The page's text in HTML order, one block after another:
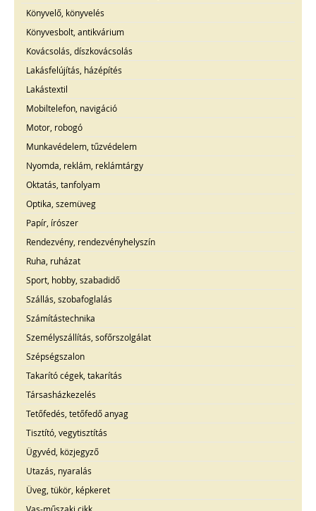
Könyvelő, könyvelés
Könyvesbolt, antikvárium
Kovácsolás, díszkovácsolás
Lakásfelújítás, házépítés
Lakástextil
Mobiltelefon, navigáció
Motor, robogó
Munkavédelem, tűzvédelem
Nyomda, reklám, reklámtárgy
Oktatás, tanfolyam
Optika, szemüveg
Papír, írószer
Rendezvény, rendezvényhelyszín
Ruha, ruházat
Sport, hobby, szabadidő
Szállás, szobafoglalás
Számítástechnika
Személyszállítás, sofőrszolgálat
Szépségszalon
Takarító cégek, takarítás
Társasházkezelés
Tetőfedés, tetőfedő anyag
Tisztító, vegytisztítás
Ügyvéd, közjegyző
Utazás, nyaralás
Üveg, tükör, képkeret
Vas-műszaki cikk